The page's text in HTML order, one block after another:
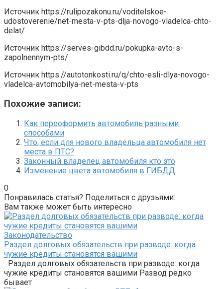
Источник https://rulipozakonu.ru/voditelskoe-
udostoverenie/net-mesta-v-pts-dlja-novogo-vladelca-chto-
delat/
Источник https://serves-gibdd.ru/pokupka-avto-s-
zapolnennym-pts/
Источник https://autotonkosti.ru/q/chto-esli-dlya-novogo-
vladelca-avtomobilya-net-mesta-v-pts
Похожие записи:
Как переоформить автомобиль разными
способами
Что, если для нового владельца автомобиля нет
места в ПТС?
Законный владелец автомобиля кто это
Изменение цвета автомобиля в ГИБДД
0
Понравилась статья? Поделиться с друзьями:
Вам также может быть интересно
Законодательство
Раздел долговых обязательств при разводе: когда
чужие кредиты становятся вашими
Раздел долговых обязательств при разводе: когда
чужие кредиты становятся вашими Развод редко
бывает